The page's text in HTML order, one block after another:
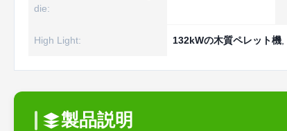
die:
High Light: 132kWの木質ペレット機
製品説明